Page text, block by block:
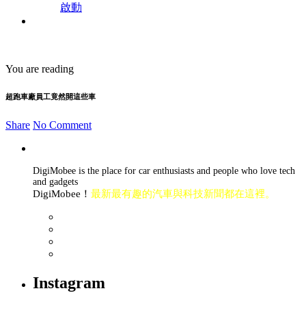
啟動
You are reading
超跑車廠員工竟然開這些車
Share No Comment
DigiMobee is the place for car enthusiasts and people who love tech
and gadgets
DigiMobee！ 最新最有趣的汽車與科技新聞都在這裡。
Instagram